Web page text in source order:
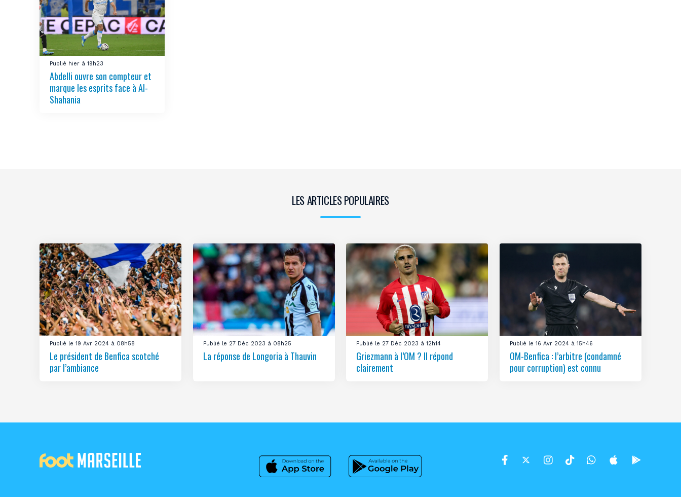
Publié hier à 19h23
Abdelli ouvre son compteur et
marque les esprits face à Al-
Shahania
LES ARTICLES POPULAIRES
Publié le 19 Avr 2024 à 08h58
Le président de Benfica scotché
par l’ambiance
Publié le 27 Déc 2023 à 08h25
La réponse de Longoria à Thauvin
Publié le 27 Déc 2023 à 12h14
Griezmann à l’OM ? Il répond
clairement
Publié le 16 Avr 2024 à 15h46
OM-Benfica : l’arbitre (condamné
pour corruption) est connu